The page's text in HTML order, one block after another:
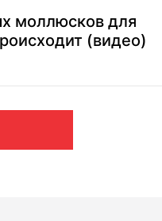
моллюсков для
(видео)